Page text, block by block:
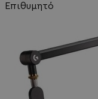
Επιθυμητό